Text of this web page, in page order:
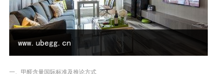
一、甲醛含量国际标准及推论方式